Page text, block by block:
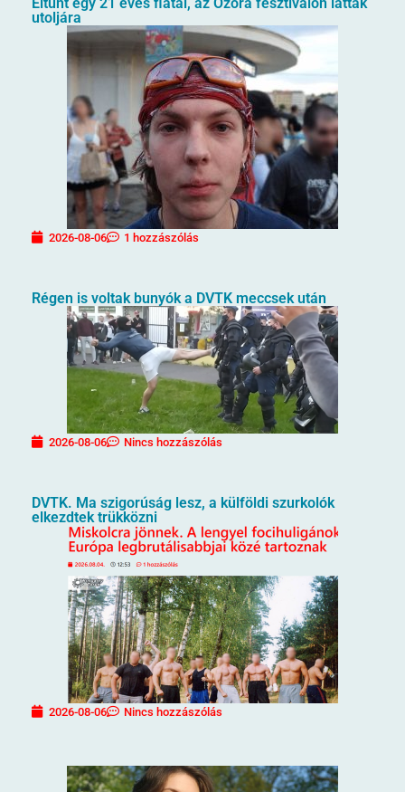
utoljára
2026-08-06 1 hozzászólás
Régen is voltak bunyók a DVTK meccsek után
2026-08-06 Nincs hozzászólás
DVTK. Ma szigorúság lesz, a külföldi szurkolók
elkezdtek trükközni
2026-08-06 Nincs hozzászólás